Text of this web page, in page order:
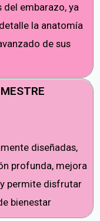
embarazo, ya
la anatomía
de sus
diseñadas,
profunda, mejora
permite disfrutar
bienestar